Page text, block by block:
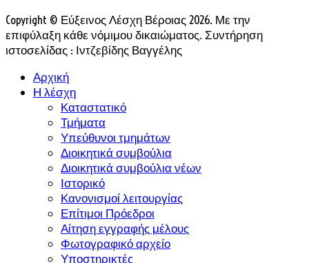
Copyright © Εύξεινος Λέσχη Βέροιας 2026. Με την
επιφύλαξη κάθε νόμιμου δικαιώματος. Συντήρηση
ιστοσελίδας : Ιντζεβίδης Βαγγέλης
Αρχική
Η λέσχη
Καταστατικό
Τμήματα
Υπεύθυνοι τμημάτων
Διοικητικά συμβούλια
Διοικητικά συμβούλια νέων
Ιστορικό
Κανονισμοί λειτουργίας
Επίτιμοι Πρόεδροι
Αίτηση εγγραφής μέλους
Φωτογραφικό αρχείο
Υποστηρικτές